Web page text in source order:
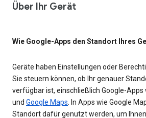
Über Ihr Gerät
Wie Google-Apps den Standort Ihres
Geräte haben Einstellungen oder
Sie steuern können, ob Ihr genauer
verfügbar ist, einschließlich Google-Apps
und Google Maps. In Apps wie Google
Standort dafür genutzt werden, um